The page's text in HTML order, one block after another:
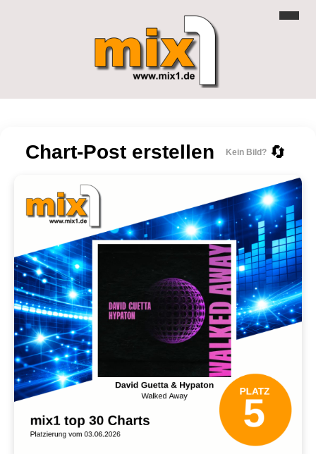
Chart-Post erstellen Kein Bild? 🔄